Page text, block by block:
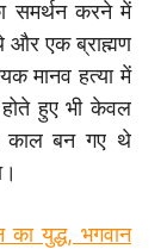
समर्थन करने में
और एक ब्राह्मण
मानव हत्या में
होते हुए भी केवल
काल बन गए थे
का युद्ध, भगवान